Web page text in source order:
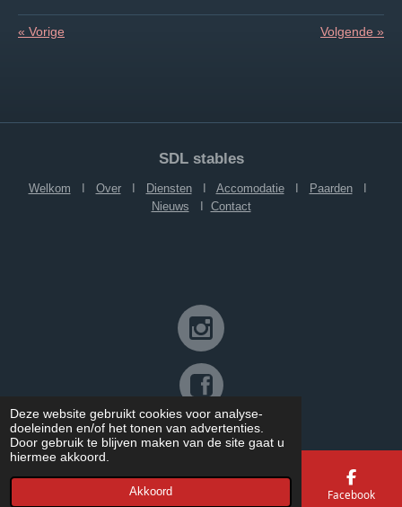
Deze website gebruikt cookies voor analyse-
doeleinden en/of het tonen van advertenties.
Door gebruik te blijven maken van de site gaat u
hiermee akkoord.
Akkoord
« Vorige Volgende »
SDL stables
Welkom I OverI DienstenI AccomodatieI PaardenI
Nieuws I Contact
©SDL stables
Telefoonnummer Facebook